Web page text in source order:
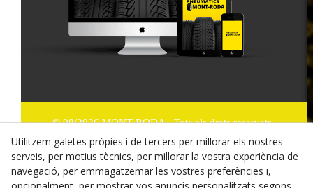
© 08/2026 MONT-RODA - Tots els drets reservats.
Política de Privacitat
Termes i condicions de compra
Utilitzem galetes pròpies i de tercers per millorar els nostres
serveis, per motius tècnics, per millorar la vostra experiència de
navegació, per emmagatzemar les vostres preferències i,